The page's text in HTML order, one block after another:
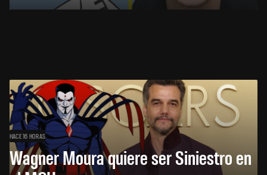
HACE 16 HORAS
Wagner Moura quiere ser Siniestro en